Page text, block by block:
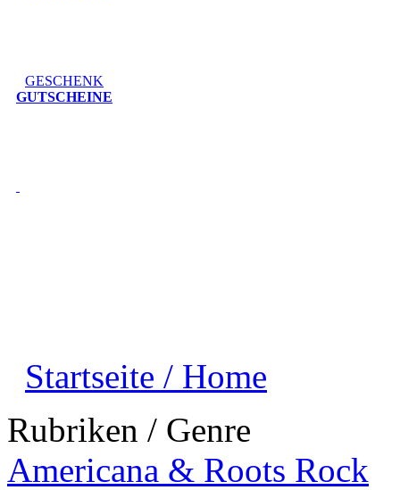
GESCHENK
GUTSCHEINE
Startseite / Home
Rubriken / Genre
Americana & Roots Rock